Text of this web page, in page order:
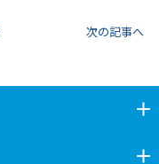
次の記事へ